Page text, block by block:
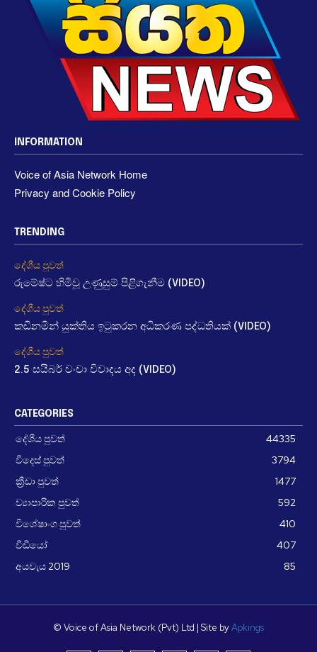
INFORMATION
Voice of Asia Network Home
Privacy and Cookie Policy
TRENDING
දේශීය පුවත්
රුමේෂ්ට හිමිවූ උණුසුම් පිළිගැනීම (VIDEO)
දේශීය පුවත්
කඩිනමින් යුක්තිය ඉටුකරන අධිකරණ පද්ධතියක් (VIDEO)
දේශීය පුවත්
2.5 සයිබර් වංචා විවාදය අද (VIDEO)
CATEGORIES
දේශීය පුවත්
44335
විදෙස් පුවත්
3794
ක්‍රීඩා පුවත්
1477
ව්‍යාපාරික පුවත්
592
විශේෂාංග පුවත්
410
වීඩීයෝ
407
අයවැය 2019
85
© Voice of Asia Network (Pvt) Ltd | Site byApkings